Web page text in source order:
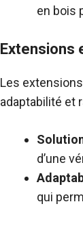
en bois
Extensions
Les
adaptabilité et
d’une
qui